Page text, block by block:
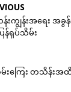
းကျွန်းအရေး အခွ
န်ရုပ်သိမ်း
မ်းကြေး တသိန်း